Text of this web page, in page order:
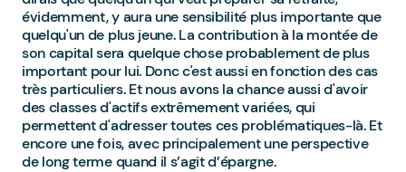
évidemment, y aura une sensibilité plus importante que
quelqu'un de plus jeune. La contribution à la montée de
son capital sera quelque chose probablement de plus
important pour lui. Donc c'est aussi en fonction des cas
très particuliers. Et nous avons la chance aussi d'avoir
des classes d'actifs extrêmement variées, qui
permettent d'adresser toutes ces problématiques-là. Et
encore une fois, avec principalement une perspective
de long terme quand il s’agit d’épargne.